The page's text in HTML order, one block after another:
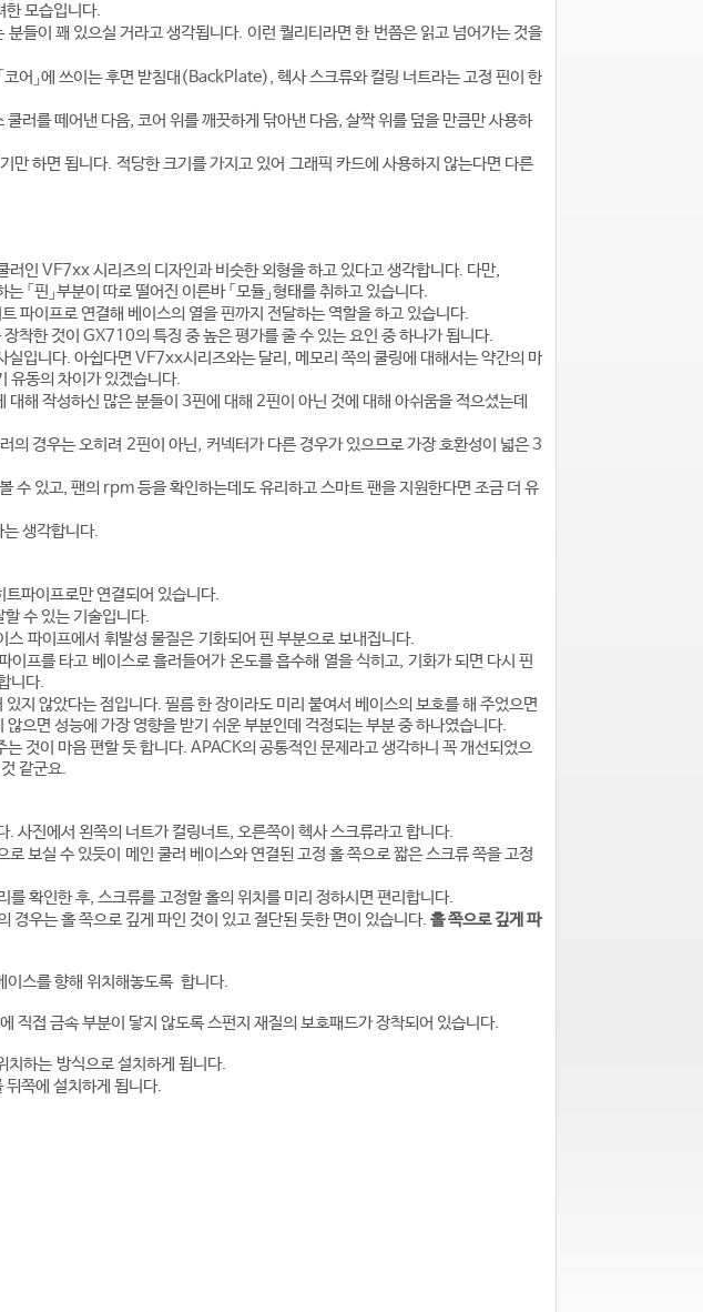
한 모습입니다.
들이 꽤 있으실 거라고 생각됩니다. 이런 퀄리티라면 한 번쯤은 읽고 넘어가는 것을
어」에 쓰이는 후면 받침대(BackPlate), 헥사 스크류와 컬링 너트라는 고정 핀이 한
러를 떼어낸 다음, 코어 위를 깨끗하게 닦아낸 다음, 살짝 위를 덮을 만큼만 사용하
만 하면 됩니다. 적당한 크기를 가지고 있어 그래픽 카드에 사용하지 않는다면 다른
인 VF7xx 시리즈의 디자인과 비슷한 외형을 하고 있다고 생각합니다. 다만,
「핀」부분이 따로 떨어진 이른바 「모듈」형태를 취하고 있습니다.
파이프로 연결해 베이스의 열을 핀까지 전달하는 역할을 하고 있습니다.
착한 것이 GX710의 특징 중 높은 평가를 줄 수 있는 요인 중 하나가 됩니다.
입니다. 아쉽다면 VF7xx시리즈와는 달리, 메모리 쪽의 쿨링에 대해서는 약간의 마
유동의 차이가 있겠습니다.
해 작성하신 많은 분들이 3핀에 대해 2핀이 아닌 것에 대해 아쉬움을 적으셨는데
의 경우는 오히려 2핀이 아닌, 커넥터가 다른 경우가 있으므로 가장 호환성이 넓은 3
수 있고, 팬의 rpm 등을 확인하는데도 유리하고 스마트 팬을 지원한다면 조금 더 유
생각합니다.
파이프로만 연결되어 있습니다.
수 있는 기술입니다.
파이프에서 휘발성 물질은 기화되어 핀 부분으로 보내집니다.
프를 타고 베이스로 흘러들어가 온도를 흡수해 열을 식히고, 기화가 되면 다시 핀
니다.
지 않았다는 점입니다. 필름 한 장이라도 미리 붙여서 베이스의 보호를 해 주었으면
으면 성능에 가장 영향을 받기 쉬운 부분인데 걱정되는 부분 중 하나였습니다.
것이 마음 편할 듯 합니다. APACK의 공통적인 문제라고 생각하니 꼭 개선되었으
같군요.
사진에서 왼쪽의 너트가 컬링너트, 오른쪽이 헥사 스크류라고 합니다.
보실 수 있듯이 메인 쿨러 베이스와 연결된 고정 홀 쪽으로 짧은 스크류 쪽을 고정
확인한 후, 스크류를 고정할 홀의 위치를 미리 정하시면 편리합니다.
경우는 홀 쪽으로 깊게 파인 것이 있고 절단된 듯한 면이 있습니다. 홀 쪽으로 깊게 파
이스를 향해 위치해놓도록 합니다.
접 금속 부분이 닿지 않도록 스펀지 재질의 보호패드가 장착되어 있습니다.
하는 방식으로 설치하게 됩니다.
쪽에 설치하게 됩니다.